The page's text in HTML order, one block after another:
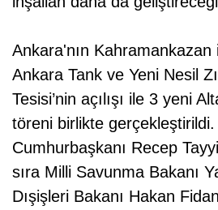
Ankara'nın Kahramankazan
Ankara Tank ve Yeni Nesil
Tesisi’nin açılışı ile 3 yeni
töreni birlikte
Cumhurbaşkanı Recep
sıra Milli Savunma Bakanı
Dışişleri Bakanı Hakan